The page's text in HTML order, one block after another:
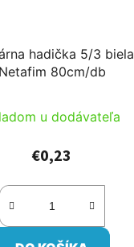
hadička 5/3 biela
Netafim 80cm/db
u dodávateľa
€0,23